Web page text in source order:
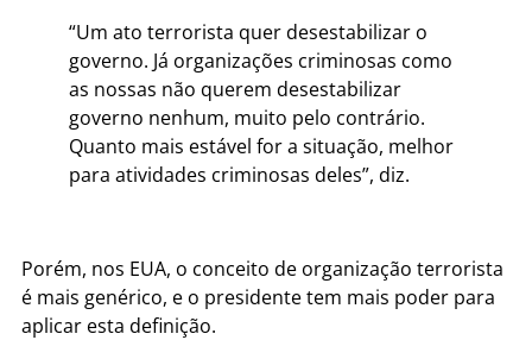
“Um ato terrorista quer desestabilizar o
governo. Já organizações criminosas como
as nossas não querem desestabilizar
governo nenhum, muito pelo contrário.
Quanto mais estável for a situação, melhor
para atividades criminosas deles”, diz.
Porém, nos EUA, o conceito de organização terrorista
é mais genérico, e o presidente tem mais poder para
aplicar esta definição.